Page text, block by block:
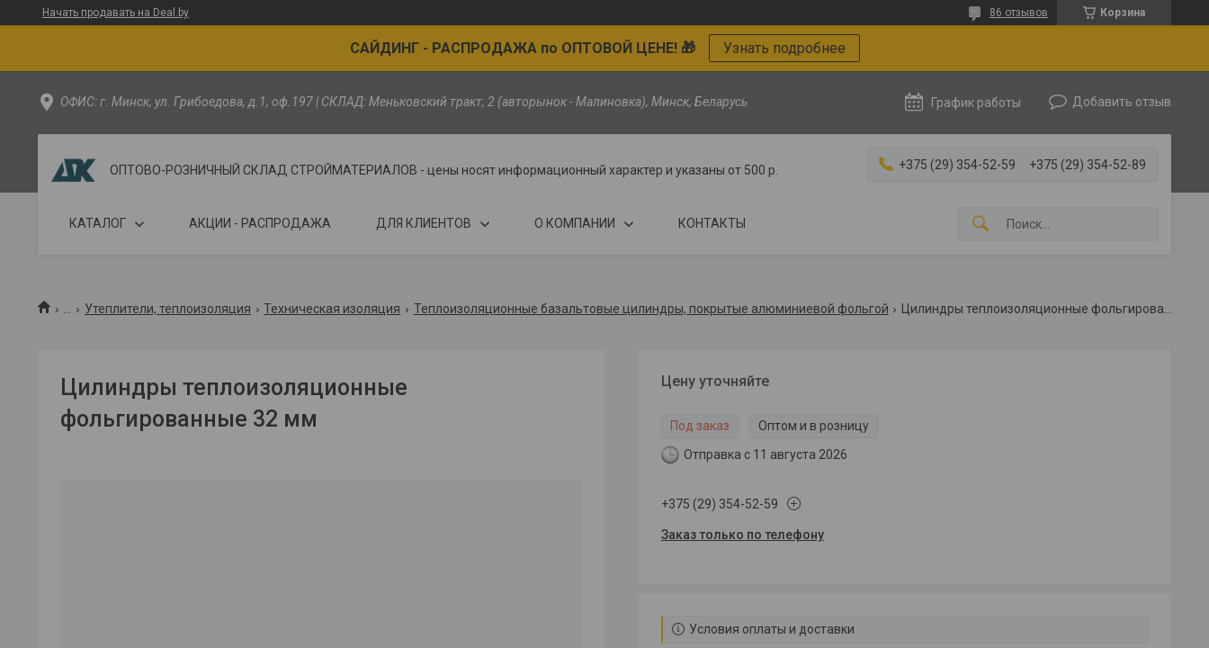
Начать продавать на Deal.by Корзина
86 отзывов
САЙДИНГ - РАСПРОДАЖА по ОПТОВОЙ ЦЕНЕ! 🎁 Узнать подробнее
ОФИС: г. Минск, ул. Грибоедова, д.1, оф.197 | СКЛАД: Меньковский тракт, 2 (авторынок - Малиновка), Минск, Беларусь График работы Добавить отзыв
ОПТОВО-РОЗНИЧНЫЙ СКЛАД СТРОЙМАТЕРИАЛОВ - цены носят информационный характер и указаны от 500 р. +375 (29) 354-52-59 +375 (29) 354-52-89
КАТАЛОГ АКЦИИ - РАСПРОДАЖА ДЛЯ КЛИЕНТОВ О КОМПАНИИ КОНТАКТЫ
Утеплители, теплоизоляция Техническая изоляция Теплоизоляционные базальтовые цилиндры, покрытые алюминиевой фольгой
Цилиндры теплоизоляционные
фольгированные 32 мм
Цену уточняйте
Под заказ
Оптом и в розницу
Отправка с 11 августа 2026
+375 (29) 354-52-59
Заказ только по телефону
Условия оплаты и доставки